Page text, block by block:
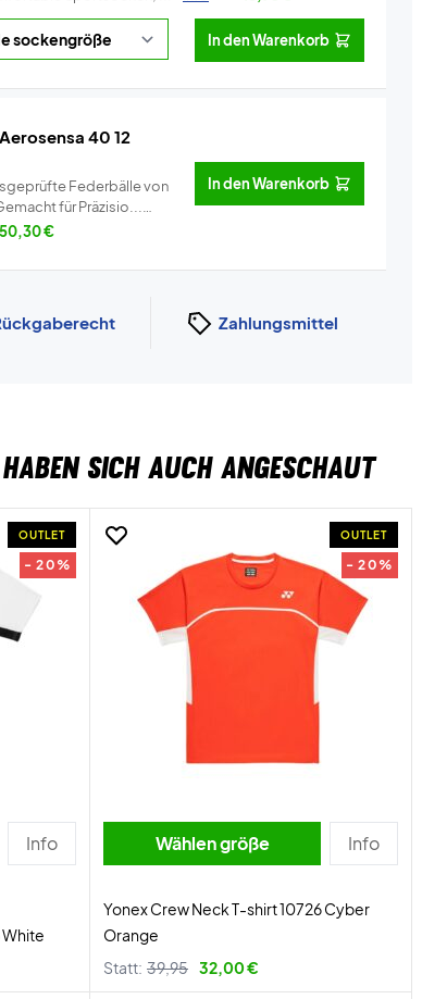
In den Warenkorb
40 12
Federbälle von
Gemacht für Präzisio...
50,30€
In den Warenkorb
Zahlungsmittel
SICH AUCH ANGESCHAUT
OUTLET
- 20%
Info
White
OUTLET
- 20%
Wählen größe Info
Yonex Crew Neck T-shirt 10726 Cyber
Orange
Statt: 39,95 32,00 €